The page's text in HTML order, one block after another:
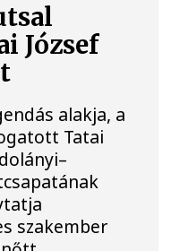
József
alakja, a
Tatai
szakember